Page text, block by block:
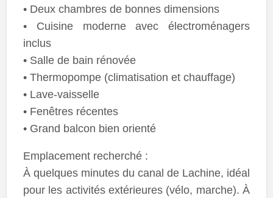
• Deux chambres de bonnes dimensions
• Cuisine moderne avec électroménagers
inclus
• Salle de bain rénovée
• Thermopompe (climatisation et chauffage)
• Lave-vaisselle
• Fenêtres récentes
• Grand balcon bien orienté
Emplacement recherché :
À quelques minutes du canal de Lachine, idéal
pour les activités extérieures (vélo, marche). À